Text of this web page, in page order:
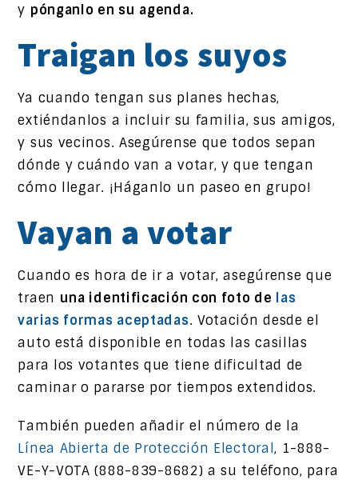
y pónganlo en su agenda.
Traigan los suyos
Ya cuando tengan sus planes hechas,
extiéndanlos a incluir su familia, sus amigos,
y sus vecinos. Asegúrense que todos sepan
dónde y cuándo van a votar, y que tengan
cómo llegar. ¡Háganlo un paseo en grupo!
Vayan a votar
Cuando es hora de ir a votar, asegúrense que
traen una identificación con foto de las
varias formas aceptadas. Votación desde el
auto está disponible en todas las casillas
para los votantes que tiene dificultad de
caminar o pararse por tiempos extendidos.
También pueden añadir el número de la
Línea Abierta de Protección Electoral, 1-888-
VE-Y-VOTA (888-839-8682) a su teléfono, para